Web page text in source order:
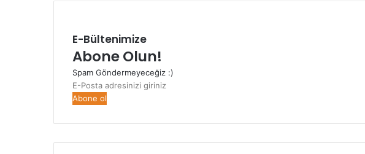
E-Bültenimize
Abone Olun!
Spam Göndermeyeceğiz :)
E-
Posta
giriniz